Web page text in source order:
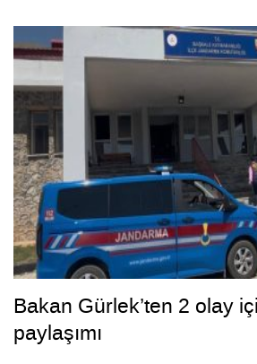
Bakan Gürlek’ten 2 olay
paylaşımı